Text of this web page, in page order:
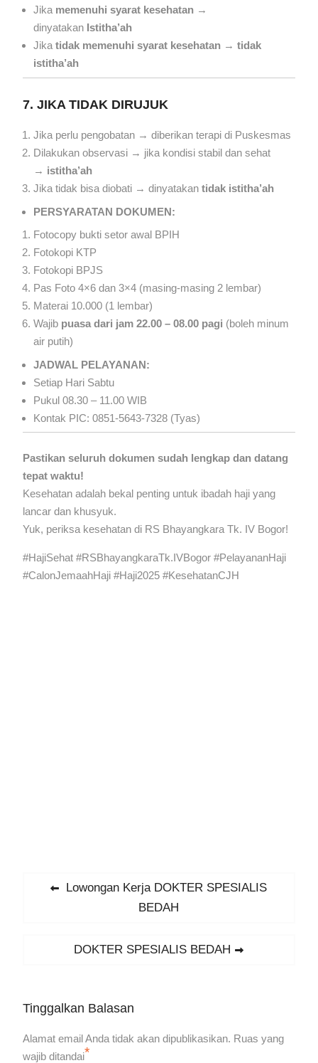
Jika memenuhi syarat kesehatan→
dinyatakan Istitha’ah
Jika tidak memenuhi syarat kesehatan→ tidak
istitha’ah
7. JIKA TIDAK DIRUJUK
Jika perlu pengobatan → diberikan terapi di Puskesmas
Dilakukan observasi → jika kondisi stabil dan sehat
→ istitha’ah
Jika tidak bisa diobati → dinyatakan tidak istitha’ah
PERSYARATAN DOKUMEN:
Fotocopy bukti setor awal BPIH
Fotokopi KTP
Fotokopi BPJS
Pas Foto 4×6 dan 3×4 (masing-masing 2 lembar)
Materai 10.000 (1 lembar)
Wajib puasa dari jam 22.00 – 08.00 pagi (boleh minum
air putih)
JADWAL PELAYANAN:
Setiap Hari Sabtu
Pukul 08.30 – 11.00 WIB
Kontak PIC: 0851-5643-7328 (Tyas)
Pastikan seluruh dokumen sudah lengkap dan datang
tepat waktu!
Kesehatan adalah bekal penting untuk ibadah haji yang
lancar dan khusyuk.
Yuk, periksa kesehatan di RS Bhayangkara Tk. IV Bogor!
#HajiSehat #RSBhayangkaraTk.IVBogor #PelayananHaji
#CalonJemaahHaji #Haji2025 #KesehatanCJH
NavigasiPrevious
Lowongan Kerja DOKTER SPESIALIS
BEDAH
Next
DOKTER SPESIALIS BEDAH
Tinggalkan Balasan
Alamat email Anda tidak akan dipublikasikan. Ruas yang
wajib ditandai*